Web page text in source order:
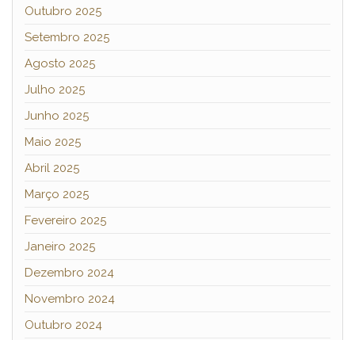
Outubro 2025
Setembro 2025
Agosto 2025
Julho 2025
Junho 2025
Maio 2025
Abril 2025
Março 2025
Fevereiro 2025
Janeiro 2025
Dezembro 2024
Novembro 2024
Outubro 2024